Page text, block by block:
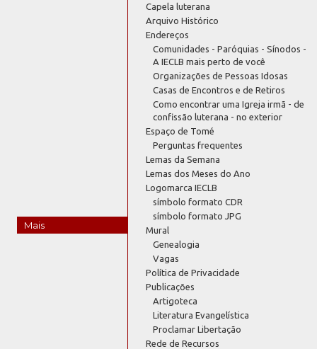
Mais
Capela luterana
Arquivo Histórico
Endereços
Comunidades - Paróquias - Sínodos -
A IECLB mais perto de você
Organizações de Pessoas Idosas
Casas de Encontros e de Retiros
Como encontrar uma Igreja irmã - de
confissão luterana - no exterior
Espaço de Tomé
Perguntas frequentes
Lemas da Semana
Lemas dos Meses do Ano
Logomarca IECLB
símbolo formato CDR
símbolo formato JPG
Mural
Genealogia
Vagas
Política de Privacidade
Publicações
Artigoteca
Literatura Evangelística
Proclamar Libertação
Rede de Recursos